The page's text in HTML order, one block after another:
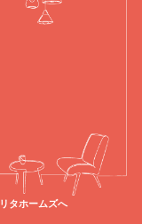
タホームズへ